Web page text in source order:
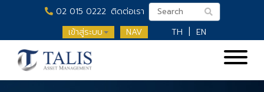
02 015 0222 ติดต่อเรา
เข้าสู่ระบบ
NAV TH EN